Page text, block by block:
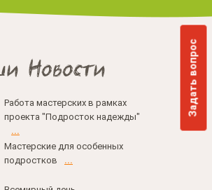
Задать вопрос
Новости
Работа мастерских в рамках
проекта "Подросток надежды"
...
Мастерские для особенных
подростков
...